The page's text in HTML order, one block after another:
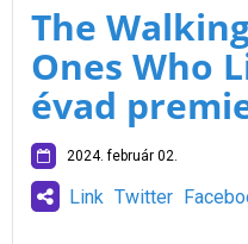
The
Ones Who
évad
2024. február 02.
Link Twitter